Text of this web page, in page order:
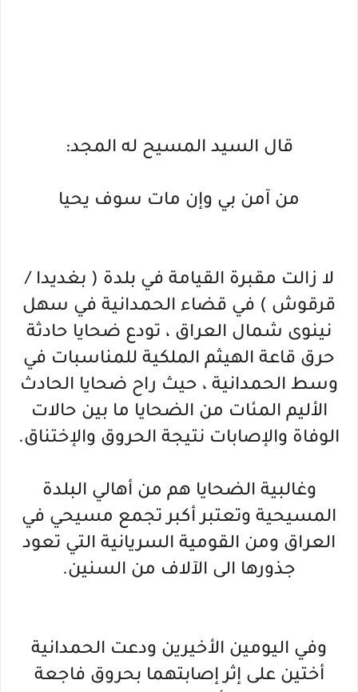
قال السيد المسيح له المجد:
من آمن بي وإن مات سوف يحيا
لا زالت مقبرة القيامة في بلدة ( بغديدا /
قرقوش ) في قضاء الحمدانية في سهل
نينوى شمال العراق ، تودع ضحايا حادثة
حرق قاعة الهيثم الملكية للمناسبات في
وسط الحمدانية ، حيث راح ضحايا الحادث
الأليم المئات من الضحايا ما بين حالات
الوفاة والإصابات نتيجة الحروق والإختناق.
وغالبية الضحايا هم من أهالي البلدة
المسيحية وتعتبر أكبر تجمع مسيحي في
العراق ومن القومية السريانية التي تعود
جذورها الى الآلاف من السنين.
وفي اليومين الأخيرين ودعت الحمدانية
أختين على إثر إصابتهما بحروق فاجعة